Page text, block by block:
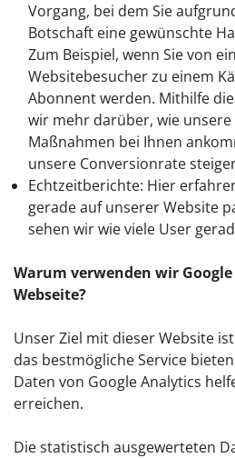
Vorgang, bei dem Sie
Botschaft eine gewünschte
Zum Beispiel, wenn Sie von
Websitebesucher zu einem
Abonnent werden. Mithilfe
wir mehr darüber, wie
Maßnahmen bei Ihnen
unsere Conversionrate
Echtzeitberichte: Hier
gerade auf unserer Website
sehen wir wie viele User
Warum verwenden wir
Webseite?
Unser Ziel mit dieser Website
das bestmögliche Service
Daten von Google Analytics
erreichen.
Die statistisch ausgewerteten